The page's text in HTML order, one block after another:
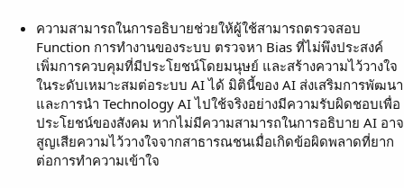
ความสามารถในการอธิบายช่วยให้ผู้ใช้สามารถตรวจสอบ
Function การทำงานของระบบ ตรวจหา Bias ที่ไม่พึงประสงค์
เพิ่มการควบคุมที่มีประโยชน์โดยมนุษย์ และสร้างความไว้วางใจ
ในระดับเหมาะสมต่อระบบ AI ได้ มิตินี้ของ AI ส่งเสริมการพัฒนา
และการนำ Technology AI ไปใช้จริงอย่างมีความรับผิดชอบเพื่อ
ประโยชน์ของสังคม หากไม่มีความสามารถในการอธิบาย AI อาจ
สูญเสียความไว้วางใจจากสาธารณชนเมื่อเกิดข้อผิดพลาดที่ยาก
ต่อการทำความเข้าใจ